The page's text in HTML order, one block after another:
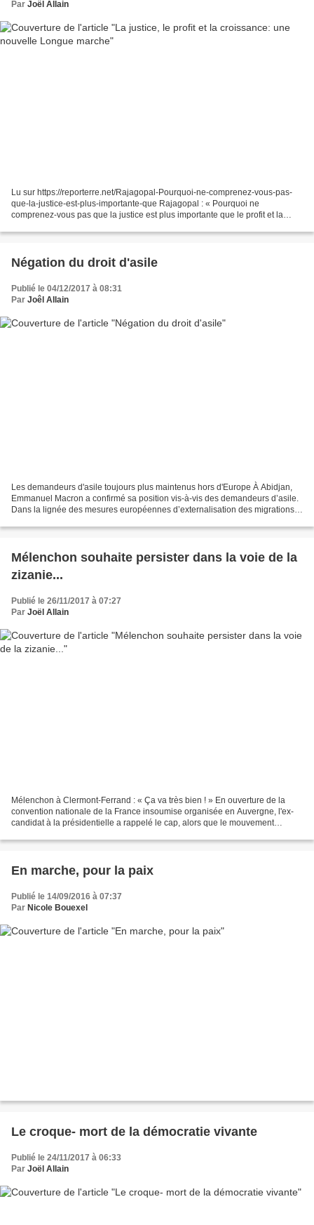
Par Joël Allain
Lu sur https://reporterre.net/Rajagopal-Pourquoi-ne-comprenez-vous-pas-
que-la-justice-est-plus-importante-que Rajagopal : « Pourquoi ne
comprenez-vous pas que la justice est plus importante que le profit et la
Négation du droit d'asile
Publié le 04/12/2017 à 08:31
Par Joêl Allain
Les demandeurs d'asile toujours plus maintenus hors d'Europe À Abidjan,
Emmanuel Macron a confirmé sa position vis-à-vis des demandeurs d’asile.
Dans la lignée des mesures européennes d’externalisation des migrations,
Mélenchon souhaite persister dans la voie de la
zizanie...
Publié le 26/11/2017 à 07:27
Par Joël Allain
Mélenchon à Clermont-Ferrand : « Ça va très bien ! » En ouverture de la
convention nationale de la France insoumise organisée en Auvergne, l'ex-
candidat à la présidentielle a rappelé le cap, alors que le mouvement
En marche, pour la paix
Publié le 14/09/2016 à 07:37
Par Nicole Bouexel
Le croque- mort de la démocratie vivante
Publié le 24/11/2017 à 06:33
Par Joël Allain